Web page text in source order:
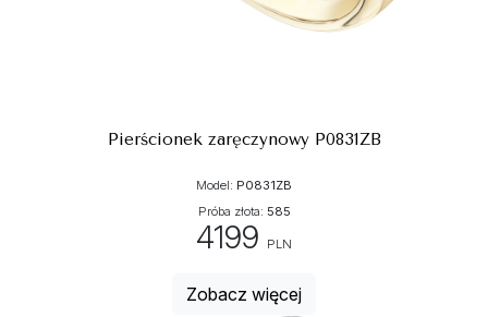
Pierścionek zaręczynowy P0831ZB
Model: P0831ZB
Próba złota: 585
4199 PLN
Zobacz więcej